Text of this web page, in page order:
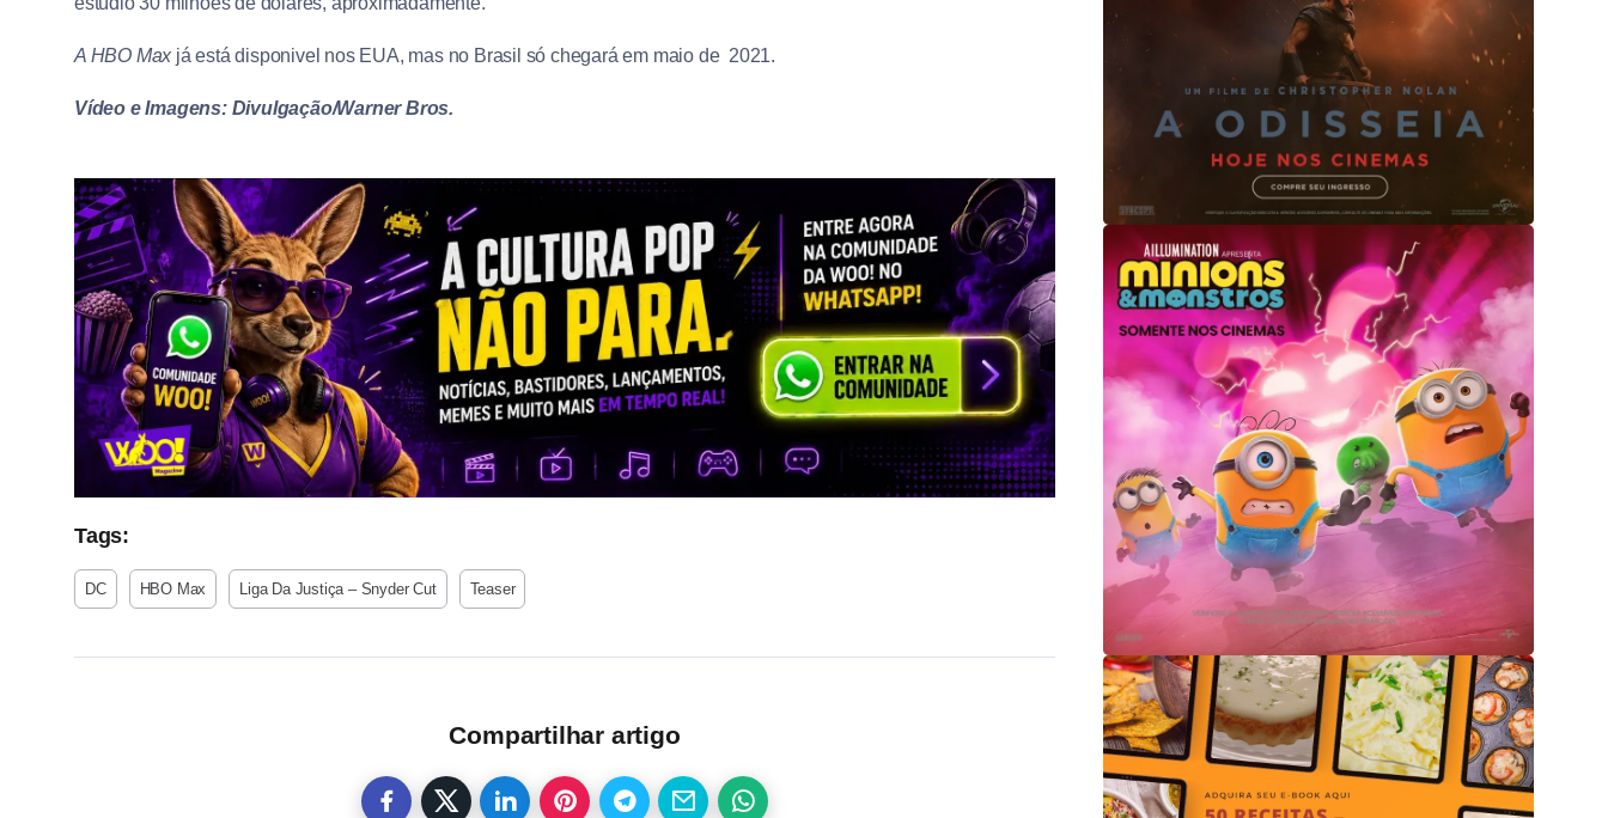
A HBO Max já está disponivel nos EUA, mas no Brasil só chegará em maio de 2021.
Vídeo e Imagens: Divulgação/Warner Bros.
Tags:
DC HBO Max Liga Da Justiça – Snyder Cut Teaser
Compartilhar artigo